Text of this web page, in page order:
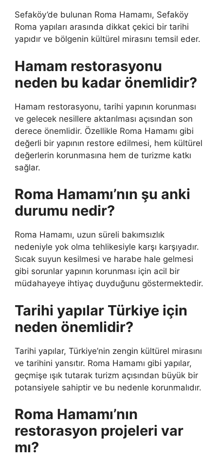
Sefaköy’de bulunan Roma Hamamı, Sefaköy
Roma yapıları arasında dikkat çekici bir tarihi
yapıdır ve bölgenin kültürel mirasını temsil eder.
Hamam restorasyonu
neden bu kadar önemlidir?
Hamam restorasyonu, tarihi yapının korunması
ve gelecek nesillere aktarılması açısından son
derece önemlidir. Özellikle Roma Hamamı gibi
değerli bir yapının restore edilmesi, hem kültürel
değerlerin korunmasına hem de turizme katkı
sağlar.
Roma Hamamı’nın şu anki
durumu nedir?
Roma Hamamı, uzun süreli bakımsızlık
nedeniyle yok olma tehlikesiyle karşı karşıyadır.
Sıcak suyun kesilmesi ve harabe hale gelmesi
gibi sorunlar yapının korunması için acil bir
müdahayeye ihtiyaç duyduğunu göstermektedir.
Tarihi yapılar Türkiye için
neden önemlidir?
Tarihi yapılar, Türkiye’nin zengin kültürel mirasını
ve tarihini yansıtır. Roma Hamamı gibi yapılar,
geçmişe ışık tutarak turizm açısından büyük bir
potansiyele sahiptir ve bu nedenle korunmalıdır.
Roma Hamamı’nın
restorasyon projeleri var
mı?